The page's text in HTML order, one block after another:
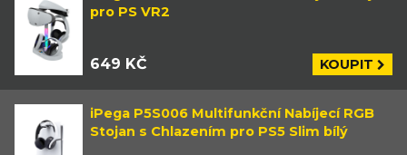
pro PS VR2
649 KČ KOUPIT
iPega P5S006 Multifunkční Nabíjecí RGB
Stojan s Chlazením pro PS5 Slim bílý